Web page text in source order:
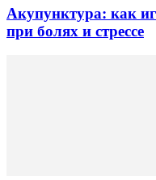
Акупунктура: как
при болях и стрессе